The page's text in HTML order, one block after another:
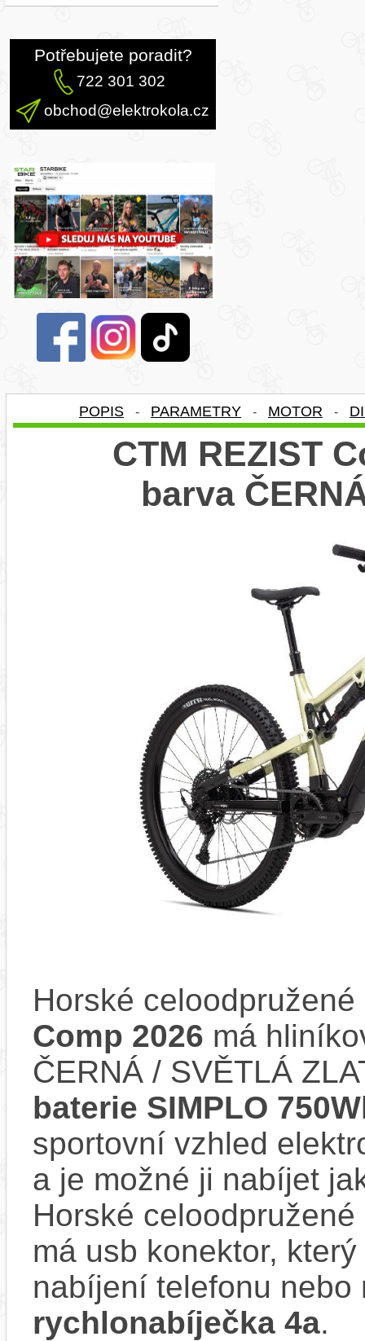
Potřebujete poradit?
722 301 302
obchod@elektrokola.cz
POPIS - PARAMETRY - MOTOR -
CTM REZIST
barva
Horské
Comp 2026 má
ČERNÁ / SVĚTLÁ
baterie SIMPLO
sportovní vzhled
a je možné ji nabíjet
Horské
má usb konektor,
nabíjení telefonu
rychlonabíječka 4a.